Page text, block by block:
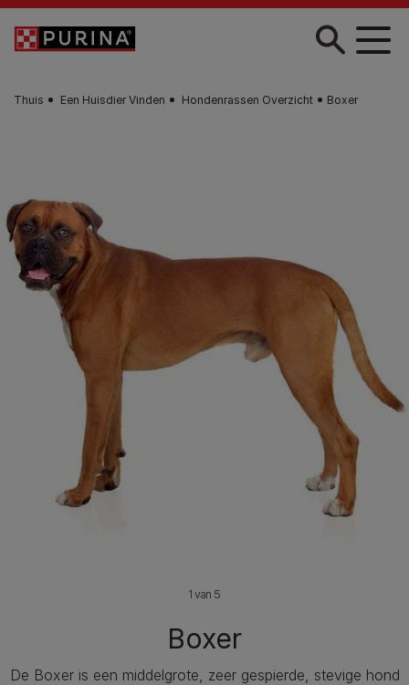
Skip to main content
Thuis Een Huisdier Vinden Hondenrassen Overzicht Boxer
Boxer
De Boxer is een middelgrote, zeer gespierde, stevige hond
1 van 5